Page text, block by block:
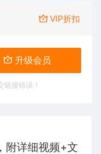
VIP折扣
升级会员
接错误！
附详细视频+文